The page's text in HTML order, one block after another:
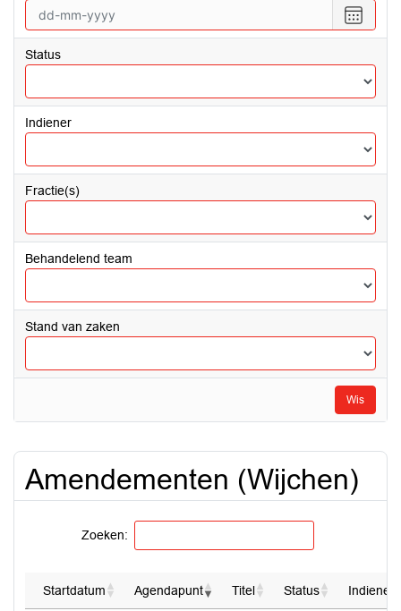
vanaf
een
tot
en
met
Status
Indiener
Fractie(s)
Behandelend team
Stand van zaken
Wis
Amendementen (Wijchen)
Zoeken:
Startdatum Agendapunt Titel Status Indiener